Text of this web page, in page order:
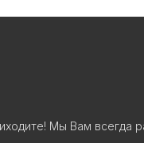
Мы Вам всегда